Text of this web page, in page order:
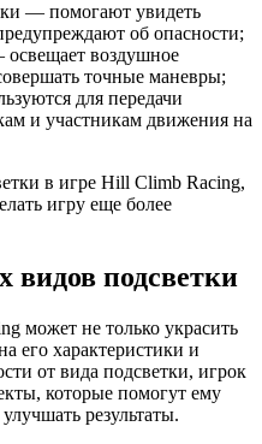
— помогают увидеть
об опасности;
воздушное
точные маневры;
для передачи
и участникам движения на
в игре Hill Climb Racing,
игру еще более
подсветки
может не только украсить
его характеристики и
от вида подсветки, игрок
которые помогут ему
результаты.